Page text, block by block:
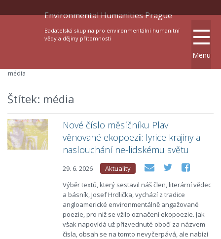
Environmental Humanities Prague
Badatelská skupina pro environmentální humanitní
vědy a dějiny přítomnosti
Štítek: média
Nové číslo měsíčníku Plav
věnované ekopoezii: lyrice krajiny a
naslouchání ne-lidskému světu
29. 6. 2026
Aktuality
Výběr textů, který sestavil náš člen, literární vědec
a básník, Josef Hrdlička, vychází z tradice
angloamerické environmentálně angažované
poezie, pro niž se vžilo označení ekopoezie. Jak
však napovídá už přizvednuté obočí za názvem
čísla, obsah se na tomto nevyčerpává, ale nabízí
média
Menu